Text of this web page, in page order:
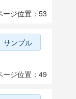
ージ位置：53
サンプル
ージ位置：49